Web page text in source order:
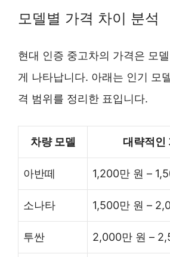
모델별 가격 차이 분석
현대 인증 중고차의 가격은 모
게 나타납니다. 아래는 인기 모
격 범위를 정리한 표입니다.
차량 모델 대략적인
아반떼 1,200만 원 –
소나타 1,500만 원 –
투싼 2,000만 원 –